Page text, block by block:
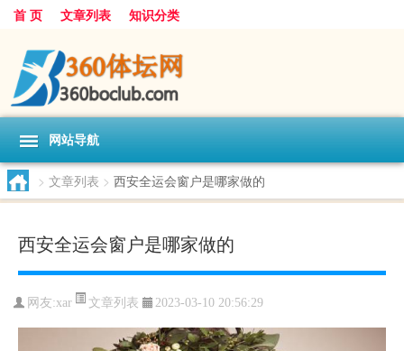
首 页 文章列表 知识分类
网站导航
> 文章列表 > 西安全运会窗户是哪家做的
西安全运会窗户是哪家做的
网友:xar 文章列表 2023-03-10 20:56:29